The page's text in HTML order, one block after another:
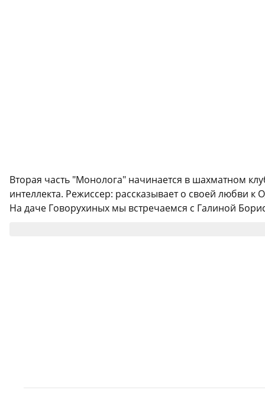
Вторая часть "Монолога" начинается в шахматном
интеллекта. Режиссер: рассказывает о своей любви
На даче Говорухиных мы встречаемся с Галиной